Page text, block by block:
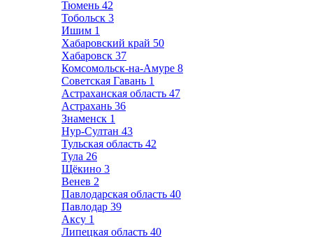
Тюмень 42
Тобольск 3
Ишим 1
Хабаровский край 50
Хабаровск 37
Комсомольск-на-Амуре 8
Советская Гавань 1
Астраханская область 47
Астрахань 36
Знаменск 1
Нур-Султан 43
Тульская область 42
Тула 26
Щёкино 3
Венев 2
Павлодарская область 40
Павлодар 39
Аксу 1
Липецкая область 40